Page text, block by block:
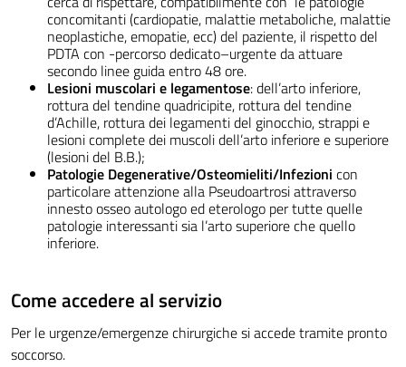
concomitanti (cardiopatie, malattie metaboliche, malattie
neoplastiche, emopatie, ecc) del paziente, il rispetto del
PDTA con -percorso dedicato–urgente da attuare
secondo linee guida entro 48 ore.
Lesioni muscolari e legamentose: dell’arto inferiore,
rottura del tendine quadricipite, rottura del tendine
d’Achille, rottura dei legamenti del ginocchio, strappi e
lesioni complete dei muscoli dell’arto inferiore e superiore
(lesioni del B.B.);
Patologie Degenerative/Osteomieliti/Infezioni con
particolare attenzione alla Pseudoartrosi attraverso
innesto osseo autologo ed eterologo per tutte quelle
patologie interessanti sia l’arto superiore che quello
inferiore.
Come accedere al servizio
Per le urgenze/emergenze chirurgiche si accede tramite pronto
soccorso.